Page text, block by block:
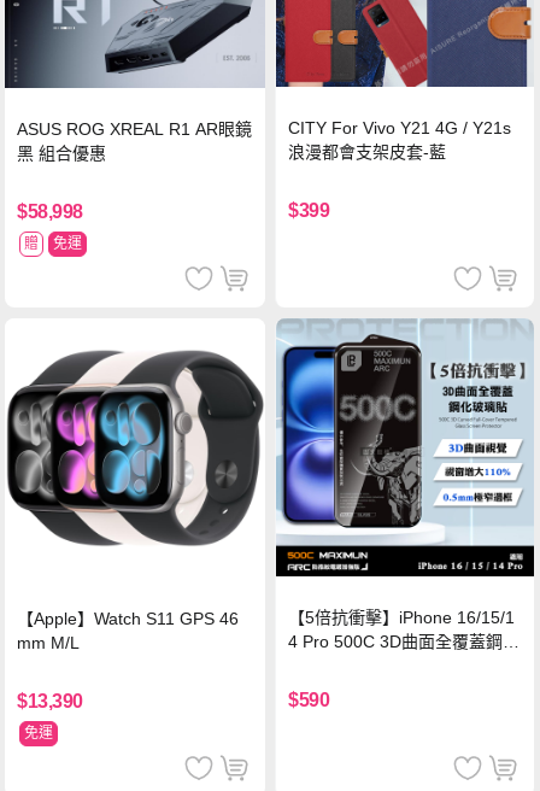
ASUS ROG XREAL R1 AR眼鏡
黑 組合優惠
$58,998
贈 免運
CITY For Vivo Y21 4G / Y21s
浪漫都會支架皮套-藍
$399
【Apple】Watch S11 GPS 46
mm M/L
$13,390
免運
【5倍抗衝擊】iPhone 16/15/1
4 Pro 500C 3D曲面全覆蓋鋼化
保護貼
$590